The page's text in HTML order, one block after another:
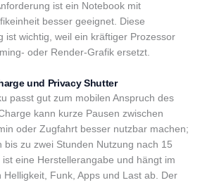
ist ein Notebook mit
besser geeignet. Diese
ist wichtig, weil ein kräftiger Prozessor
oder Render-Grafik ersetzt.
und Privacy Shutter
passt gut zum mobilen Anspruch des
kann kurze Pausen zwischen
oder Zugfahrt besser nutzbar machen;
bis zu zwei Stunden Nutzung nach 15
ist eine Herstellerangabe und hängt im
Helligkeit, Funk, Apps und Last ab. Der